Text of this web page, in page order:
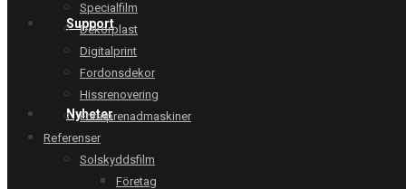
Support
Nyheter
Specialfilm
Dekorplast
Digitalprint
Fordonsdekor
Hissrenovering
Entreprenadmaskiner
Referenser
Solskyddsfilm
Företag